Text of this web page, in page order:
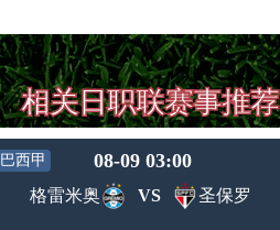
相关日职联赛事推荐
巴西甲 08-09 03:00
格雷米奥 VS 圣保罗